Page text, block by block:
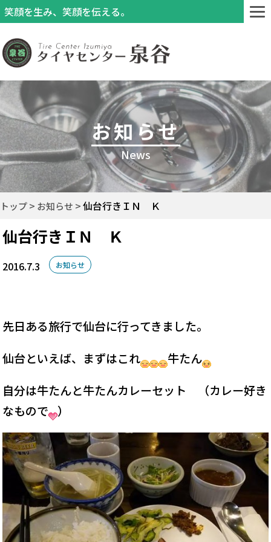
笑顔を生み、笑顔を伝える。
お知らせ
News
トップ お知らせ 仙台行きＩＮ Ｋ
仙台行きＩＮ Ｋ
2016.7.3 お知らせ
先日ある旅行で仙台に行ってきました。
仙台といえば、まずはこれ
牛たん
自分は牛たんと牛たんカレーセット （カレー好き
なもので ）